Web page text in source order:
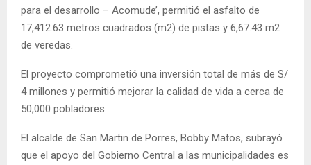
para el desarrollo – Acomude’, permitió el asfalto de
17,412.63 metros cuadrados (m2) de pistas y 6,67.43 m2
de veredas.
El proyecto comprometió una inversión total de más de S/
4 millones y permitió mejorar la calidad de vida a cerca de
50,000 pobladores.
El alcalde de San Martin de Porres, Bobby Matos, subrayó
que el apoyo del Gobierno Central a las municipalidades es